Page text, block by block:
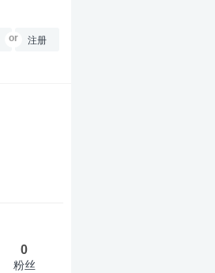
or 注册
0
粉丝